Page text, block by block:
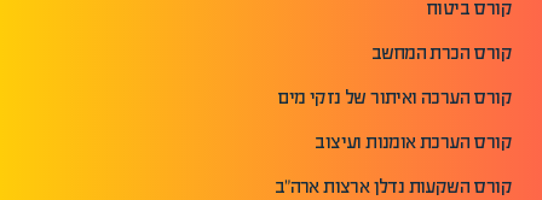
קורס ביטוח
קורס הכרת המחשב
קורס הערכה ואיתור של נזקי מים
קורס הערכת אומנות ועיצוב
קורס השקעות נדלן ארצות ארה"ב